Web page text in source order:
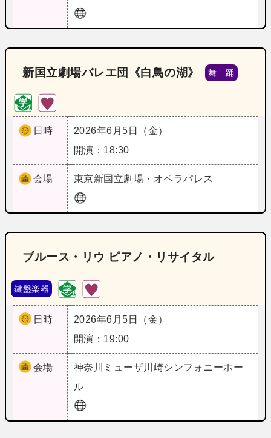
新国立劇場バレエ団《白鳥の湖》 舞 踊
日時
2026年6月5日（金）
開演：18:30
会場 東京新国立劇場・オペラパレス
ブルース・リウ ピアノ・リサイタル
鍵盤楽器
日時
2026年6月5日（金）
開演：19:00
会場 神奈川
ミューザ川崎シンフォニーホー
ル